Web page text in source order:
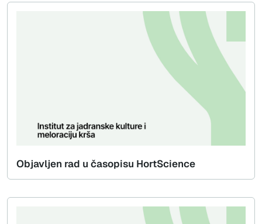
Objavljen rad u časopisu HortScience